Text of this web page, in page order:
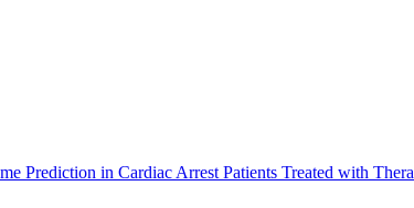
Prediction in Cardiac Arrest Patients Treated with